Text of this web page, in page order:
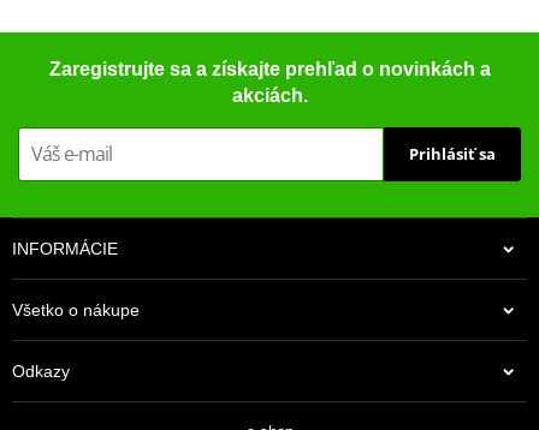
Zaregistrujte sa a získajte prehľad o novinkách a
akciách.
Prihlásiť sa
INFORMÁCIE
Všetko o nákupe
Odkazy